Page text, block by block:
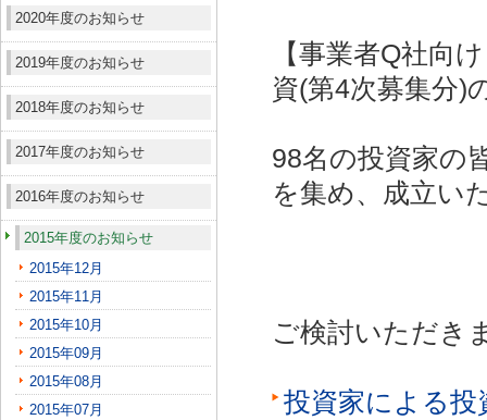
2020年度のお知らせ
2019年度のお知らせ
2018年度のお知らせ
2017年度のお知らせ
2016年度のお知らせ
2015年度のお知らせ
2015年12月
2015年11月
2015年10月
2015年09月
2015年08月
2015年07月
【事業者Q社向
資(第4次募集分)
98名の投資家の
を集め、成立い
ご検討いただき
投資家による